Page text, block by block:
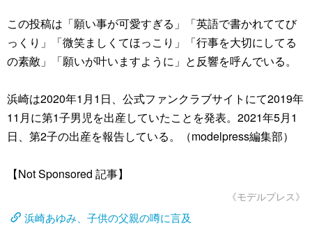
この投稿は「願い事が可愛すぎる」「英語で書かれててび
っくり」「微笑ましくてほっこり」「行事を大切にしてる
の素敵」「願いが叶いますように」と反響を呼んでいる。
浜崎は2020年1月1日、公式ファンクラブサイトにて2019年
11月に第1子男児を出産していたことを発表。2021年5月1
日、第2子の出産を報告している。（modelpress編集部）
【Not Sponsored 記事】
《モデルプレス》
浜崎あゆみ、子供の父親の噂に言及